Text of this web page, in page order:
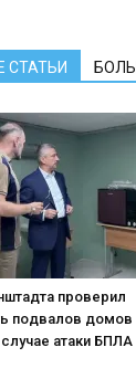
СТАТЬИ
проверил
подвалов домов
атаки БПЛА